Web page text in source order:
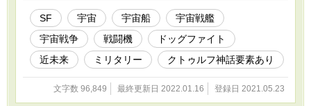
SF 宇宙 宇宙船
宇宙戦艦
宇宙戦争
戦闘機
ドッグファイト
近未来
ミリタリー クトゥルフ神話要素あり
文字数 96,849 最終更新日 2022.01.16 登録日 2021.05.23